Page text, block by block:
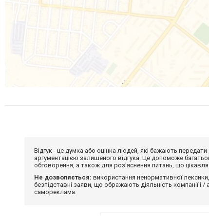
Відгук - це думка або оцінка людей, які бажають
аргументацією залишеного відгука. Це допоможе
обговорення, а також для роз'яснення питань, що
Не дозволяється: використання ненормативної
безпідставні заяви, що ображають діяльність компанії і
самореклама.